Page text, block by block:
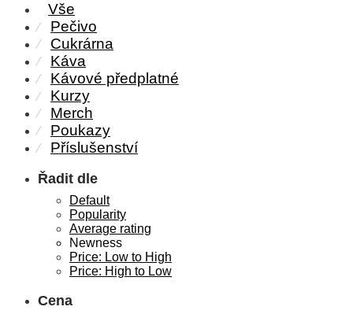
Vše
⁄ Pečivo
⁄ Cukrárna
⁄ Káva
⁄ Kávové předplatné
⁄ Kurzy
⁄ Merch
⁄ Poukazy
⁄ Příslušenství
Řadit dle
Default
Popularity
Average rating
Newness
Price: Low to High
Price: High to Low
Cena